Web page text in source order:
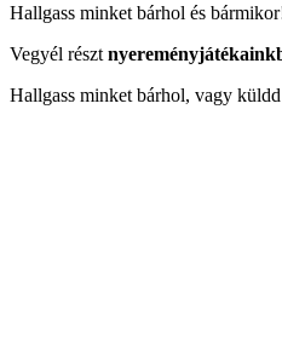
Hallgass minket bárhol és
Vegyél részt
Hallgass minket bárhol, vagy